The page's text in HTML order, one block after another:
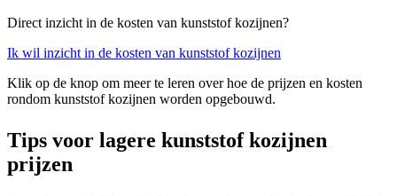
Direct inzicht in de kosten van kunststof kozijnen?
Ik wil inzicht in de kosten van kunststof kozijnen
Klik op de knop om meer te leren over hoe de prijzen en kosten
rondom kunststof kozijnen worden opgebouwd.
Tips voor lagere kunststof kozijnen
prijzen